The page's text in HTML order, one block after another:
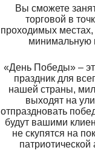
Вы сможете
торговой в
проходимых местах,
минимальную
«День Победы» –
праздник для
нашей страны,
выходят на
отпраздновать
будут вашими
не скупятся на
патриотической